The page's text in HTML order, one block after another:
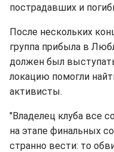
пострадавших и
После нескольких
группа прибыла в
должен был
локацию помогли
активисты.
"Владелец клуба все
на этапе финальных
странно вести: то